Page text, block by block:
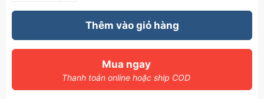
Thêm vào giỏ hàng
Mua ngay
Thanh toán online hoặc ship COD